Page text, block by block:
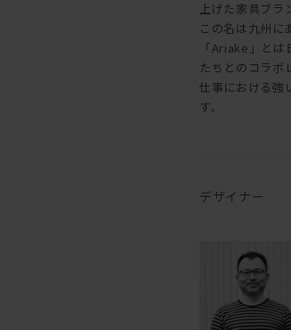
上げた家具ブラ
この名は九州に
「Ariake」と
たちとのコラボ
仕事における強
す。
デザイナー